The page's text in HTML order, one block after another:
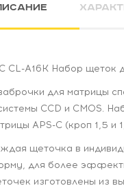
CL-A16K Набор щеток
для матрицы
CCD и CMOS.
APS-C (кроп 1,5 и
щеточка в
для более
изготовлены из